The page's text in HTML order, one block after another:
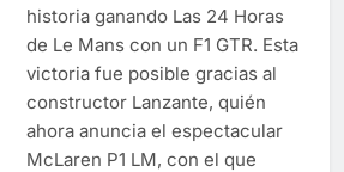
historia ganando Las 24 Horas
de Le Mans con un F1 GTR. Esta
victoria fue posible gracias al
constructor Lanzante, quién
ahora anuncia el espectacular
McLaren P1 LM, con el que